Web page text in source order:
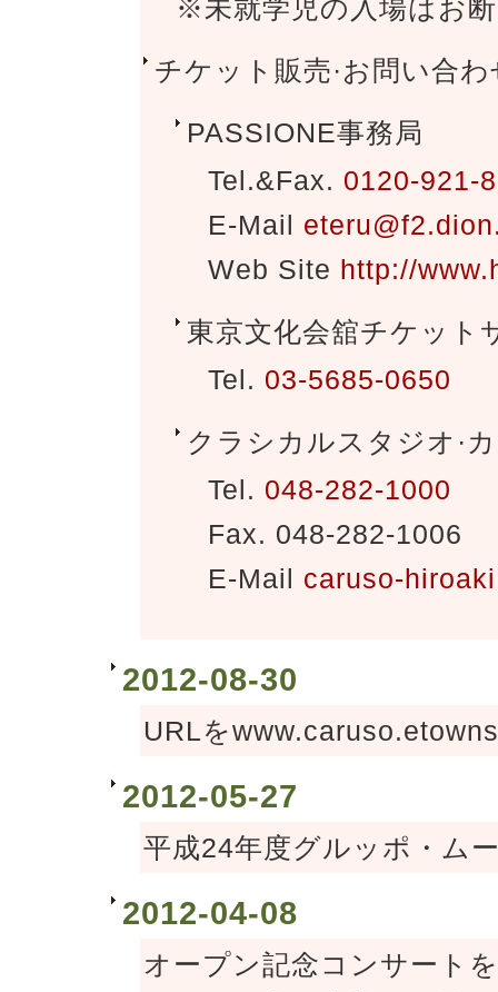
※未就学児の入場はお
チケット販売·お問い合わ
PASSIONE事務局
Tel.&Fax. 0120-921-
E-Mail
Web Site http://
東京文化会舘チケット
Tel. 03-5685-0650
クラシカルスタジオ·
Tel. 048-282-1000
Fax. 048-282-1006
E-Mail caruso-
2012-08-30
URLを
2012-05-27
平成24年度グルッポ・ム
2012-04-08
オープン記念コンサート